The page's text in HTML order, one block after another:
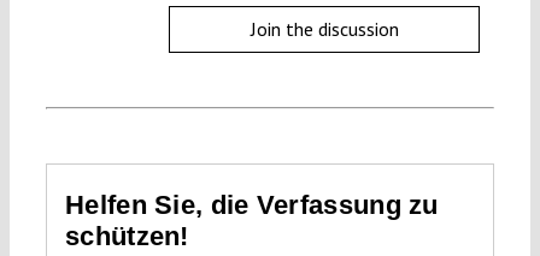
Join the discussion
Helfen Sie, die Verfassung zu
schützen!